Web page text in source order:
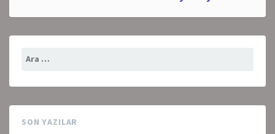
Arama:
SON YAZILAR